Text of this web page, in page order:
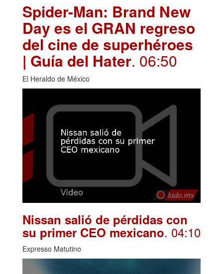
Spider-Man: Brand New
Day es el GRAN regreso
del cine de superhéroes
| Guía del Hater. 06:50
El Heraldo de México
Nissan salió de pérdidas con
su primer CEO mexicano. 04:10
Expresso Matutino